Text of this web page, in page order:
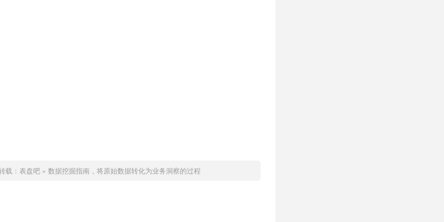
载： 表盘吧 » 数据挖掘指南，将原始数据转化为业务洞察的过程